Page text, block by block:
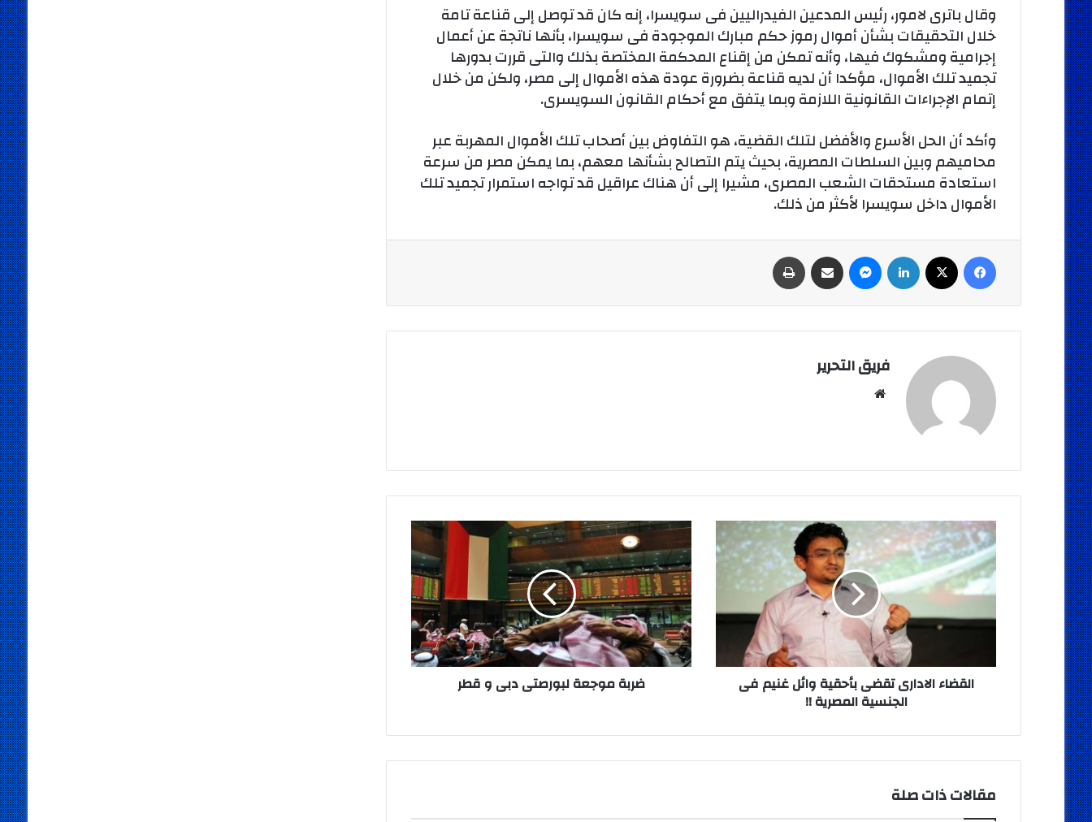
وقال باترى لامور، رئيس المدعين الفيدراليين فى سويسرا، إنه كان قد توصل إلى قناعة تامة
خلال التحقيقات بشأن أموال رموز حكم مبارك الموجودة فى سويسرا، بأنها ناتجة عن أعمال
إجرامية ومشكوك فيها، وأنه تمكن من إقناع المحكمة المختصة بذلك والتى قررت بدورها
تجميد تلك الأموال، مؤكدا أن لديه قناعة بضرورة عودة هذه الأموال إلى مصر، ولكن من خلال
إتمام الإجراءات القانونية اللازمة وبما يتفق مع أحكام القانون السويسرى.
وأكد أن الحل الأسرع والأفضل لتلك القضية، هو التفاوض بين أصحاب تلك الأموال المهربة عبر
محاميهم وبين السلطات المصرية، بحيث يتم التصالح بشأنها معهم، بما يمكن مصر من سرعة
استعادة مستحقات الشعب المصرى، مشيرا إلى أن هناك عراقيل قد تواجه استمرار تجميد تلك
الأموال داخل سويسرا لأكثر من ذلك.
فيسبوك لينكدإن ماسنجر مشاركة عبر البريد
فريق التحرير
القضاء
الادارى
تقضى
بأحقية
وائل
غنيم
فى
المصرية
القضاء الادارى تقضى بأحقية وائل غنيم فى
الجنسية المصرية !!
ضربة
موجعة
لبورصتى
دبى
و
قطر
ضربة موجعة لبورصتى دبى و قطر
مقالات ذات صلة